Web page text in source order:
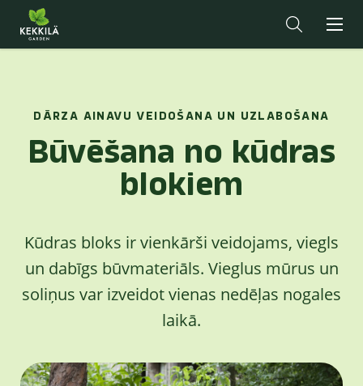
DĀRZA AINAVU VEIDOŠANA UN UZLABOŠANA
Būvēšana no kūdras
blokiem
Kūdras bloks ir vienkārši veidojams, viegls
un dabīgs būvmateriāls. Vieglus mūrus un
soliņus var izveidot vienas nedēļas nogales
laikā.